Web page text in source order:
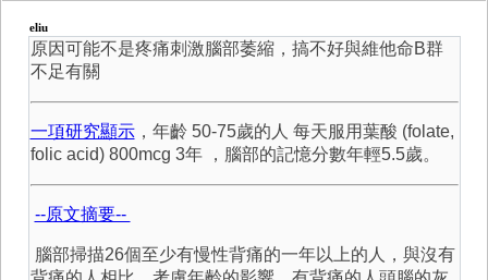
eliu
原因可能不是疼痛刺激腦部萎縮，搞不好與維他命B群
不足有關
一項研究顯示，年齡 50-75歲的人 每天服用葉酸 (folate,
folic acid) 800mcg 3年 ，腦部的記憶分數年輕5.5歲。
--原文摘要--
腦部掃描26個至少有慢性背痛的一年以上的人，與沒有